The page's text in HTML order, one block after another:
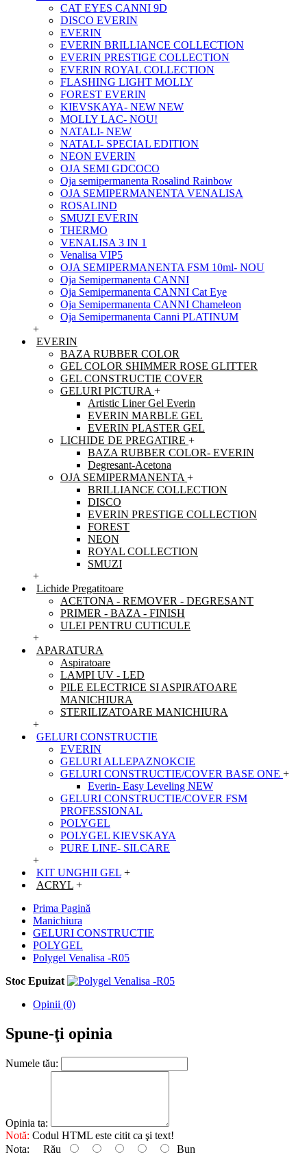
CAT EYES CANNI 9D
DISCO EVERIN
EVERIN
EVERIN BRILLIANCE COLLECTION
EVERIN PRESTIGE COLLECTION
EVERIN ROYAL COLLECTION
FLASHING LIGHT MOLLY
FOREST EVERIN
KIEVSKAYA- NEW NEW
MOLLY LAC- NOU!
NATALI- NEW
NATALI- SPECIAL EDITION
NEON EVERIN
OJA SEMI GDCOCO
Oja semipermanenta Rosalind Rainbow
OJA SEMIPERMANENTA VENALISA
ROSALIND
SMUZI EVERIN
THERMO
VENALISA 3 IN 1
Venalisa VIP5
OJA SEMIPERMANENTA FSM 10ml- NOU
Oja Semipermanenta CANNI
Oja Semipermanenta CANNI Cat Eye
Oja Semipermanenta CANNI Chameleon
Oja Semipermanenta Canni PLATINUM
+
EVERIN
BAZA RUBBER COLOR
GEL COLOR SHIMMER ROSE GLITTER
GEL CONSTRUCTIE COVER
GELURI PICTURA +
Artistic Liner Gel Everin
EVERIN MARBLE GEL
EVERIN PLASTER GEL
LICHIDE DE PREGATIRE +
BAZA RUBBER COLOR- EVERIN
Degresant-Acetona
OJA SEMIPERMANENTA +
BRILLIANCE COLLECTION
DISCO
EVERIN PRESTIGE COLLECTION
FOREST
NEON
ROYAL COLLECTION
SMUZI
+
Lichide Pregatitoare
ACETONA - REMOVER - DEGRESANT
PRIMER - BAZA - FINISH
ULEI PENTRU CUTICULE
+
APARATURA
Aspiratoare
LAMPI UV - LED
PILE ELECTRICE SI ASPIRATOARE
MANICHIURA
STERILIZATOARE MANICHIURA
+
GELURI CONSTRUCTIE
EVERIN
GELURI ALLEPAZNOKCIE
GELURI CONSTRUCTIE/COVER BASE ONE +
Everin- Easy Leveling NEW
GELURI CONSTRUCTIE/COVER FSM
PROFESSIONAL
POLYGEL
POLYGEL KIEVSKAYA
PURE LINE- SILCARE
+
KIT UNGHII GEL +
ACRYL +
Prima Pagină
Manichiura
GELURI CONSTRUCTIE
POLYGEL
Polygel Venalisa -R05
Stoc Epuizat
Opinii (0)
Spune-ţi opinia
Numele tău:
Opinia ta:
Notă: Codul HTML este citit ca şi text!
Nota: Rău Bun